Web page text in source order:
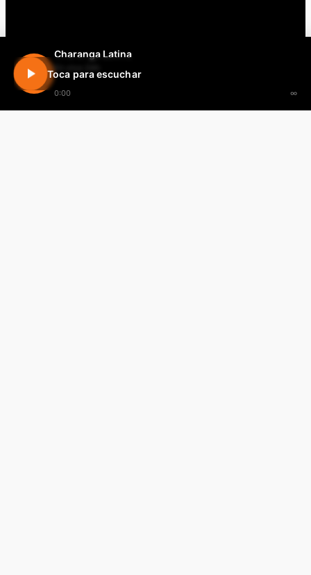
Charanga Latina
En vivo 24h
0:00 ∞
Toca para escuchar